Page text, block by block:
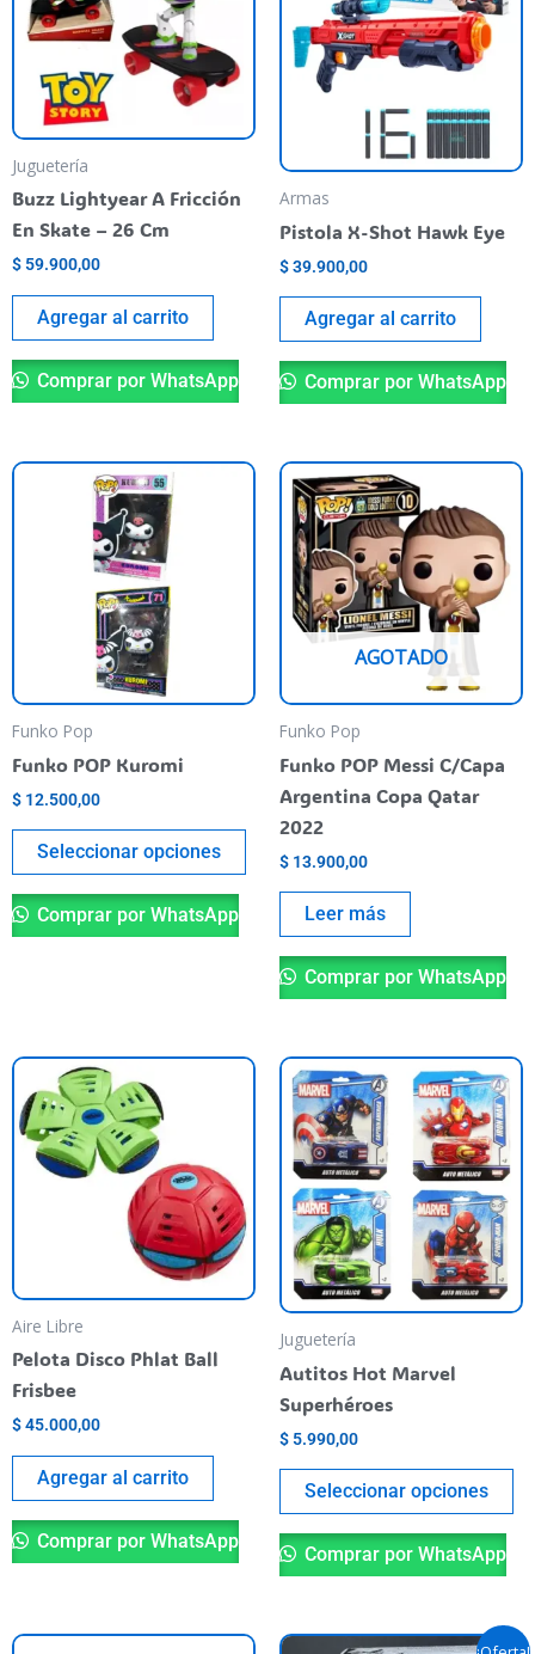
Juguetería
Buzz Lightyear A Fricción
En Skate – 26 Cm
$ 59.900,00
Agregar al carrito
Comprar por WhatsApp
Armas
Pistola X-Shot Hawk Eye
$39.900,00
Agregar al carrito
Comprar por WhatsApp
Funko Pop
Funko POP Kuromi
$ 12.500,00
Seleccionar opciones
Este
producto
varias
variantes.
se
pueden
elegir
página
del
producto
Comprar por WhatsApp
AGOTADO
Funko Pop
Funko POP Messi C/Capa
Argentina Copa Qatar
2022
$ 13.900,00
Leer más
Comprar por WhatsApp
Aire Libre
Pelota Disco Phlat Ball
Frisbee
$45.000,00
Agregar al carrito
Comprar por WhatsApp
Juguetería
Autitos Hot Marvel
Superhéroes
$ 5.990,00
Seleccionar opciones
Comprar por WhatsApp
El
El